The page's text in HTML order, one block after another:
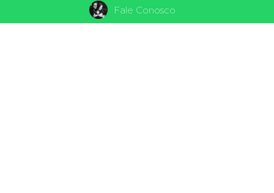
Fale Conosco